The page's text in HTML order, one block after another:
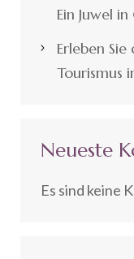
Ein Juwel
Erleben
Tourismus
Neueste
Es sind keine